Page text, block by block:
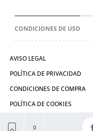
CONDICIONES DE USO
AVISO LEGAL
POLÍTICA DE PRIVACIDAD
CONDICIONES DE COMPRA
POLÍTICA DE COOKIES